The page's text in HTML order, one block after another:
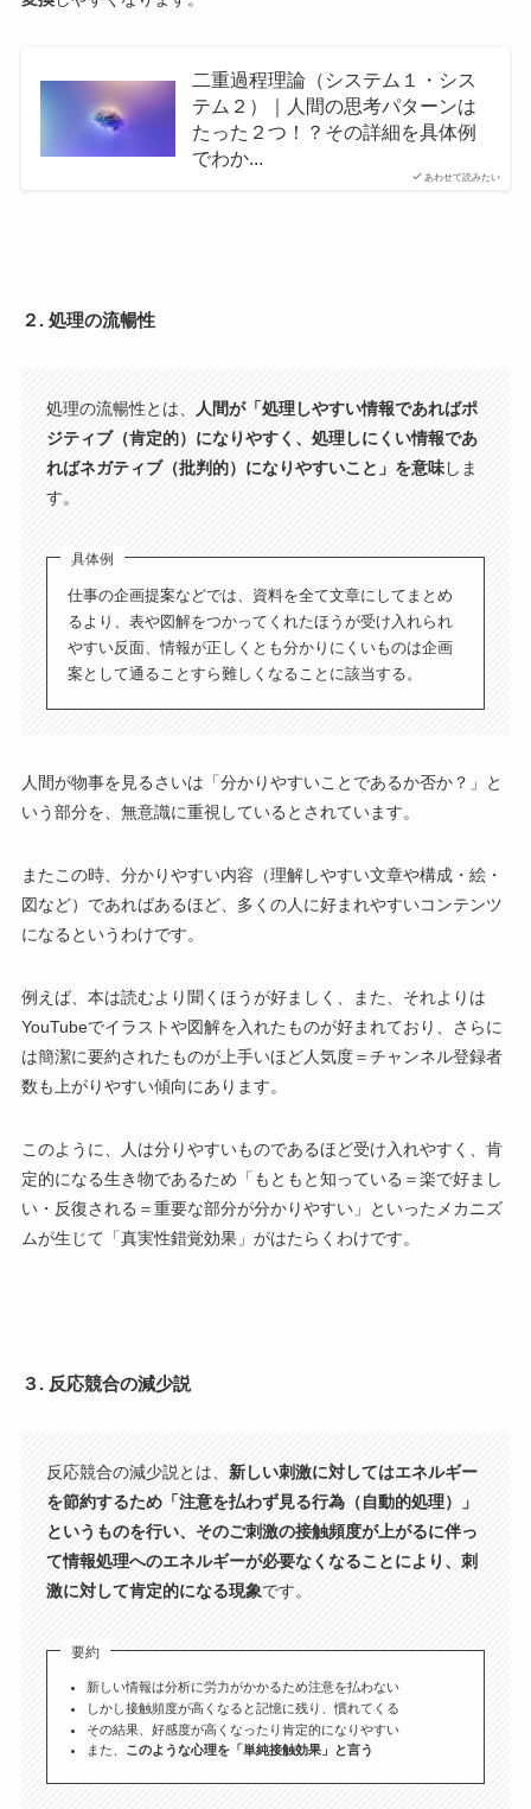
あわせて読みたい
二重過程理論（システム１・シス
テム２）｜人間の思考パターンは
たった２つ！？その詳細を具体例
でわか...
２. 処理の流暢性
処理の流暢性とは、
人間が「処理しやすい情報であればポ
ジティブ（肯定的）になりやすく、処理しにくい情報であ
ればネガティブ（批判的）になりやすいこと」を意味しま
す。
具体例
仕事の企画提案などでは、資料を全て文章にしてまとめ
るより、表や図解をつかってくれたほうが受け入れられ
やすい反面、情報が正しくとも分かりにくいものは企画
案として通ることすら難しくなることに該当する。
人間が物事を見るさいは「分かりやすいことであるか否か？」と
いう部分を、無意識に重視しているとされています。
またこの時、分かりやすい内容（理解しやすい文章や構成・絵・
図など）であればあるほど、多くの人に好まれやすいコンテンツ
になるというわけです。
例えば、本は読むより聞くほうが好ましく、また、それよりは
YouTubeでイラストや図解を入れたものが好まれており、さらに
は簡潔に要約されたものが上手いほど人気度＝チャンネル登録者
数も上がりやすい傾向にあります。
このように、人は分りやすいものであるほど受け入れやすく、肯
定的になる生き物であるため「もともと知っている＝楽で好まし
い・反復される＝重要な部分が分かりやすい」といったメカニズ
ムが生じて「真実性錯覚効果」がはたらくわけです。
３. 反応競合の減少説
反応競合の減少説とは、 新しい刺激に対してはエネルギー
を節約するため「注意を払わず見る行為（自動的処理）」
というものを行い、そのご刺激の接触頻度が上がるに伴っ
て情報処理へのエネルギーが必要なくなることにより、刺
激に対して肯定的になる現象です。
要約
新しい情報は分析に労力がかかるため注意を払わない
しかし接触頻度が高くなると記憶に残り、慣れてくる
その結果、好感度が高くなったり肯定的になりやすい
また、 このような心理を「単純接触効果」と言う